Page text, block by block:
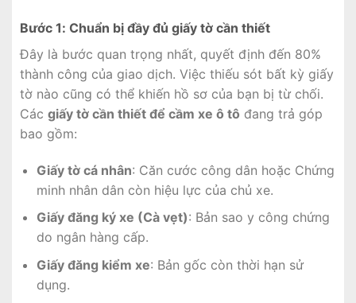
Bước 1: Chuẩn bị đầy đủ giấy tờ cần thiết
Đây là bước quan trọng nhất, quyết định đến 80%
thành công của giao dịch. Việc thiếu sót bất kỳ giấy
tờ nào cũng có thể khiến hồ sơ của bạn bị từ chối.
Các giấy tờ cần thiết để cầm xe ô tô đang trả góp
bao gồm:
Giấy tờ cá nhân: Căn cước công dân hoặc Chứng
minh nhân dân còn hiệu lực của chủ xe.
Giấy đăng ký xe (Cà vẹt): Bản sao y công chứng
do ngân hàng cấp.
Giấy đăng kiểm xe: Bản gốc còn thời hạn sử
dụng.